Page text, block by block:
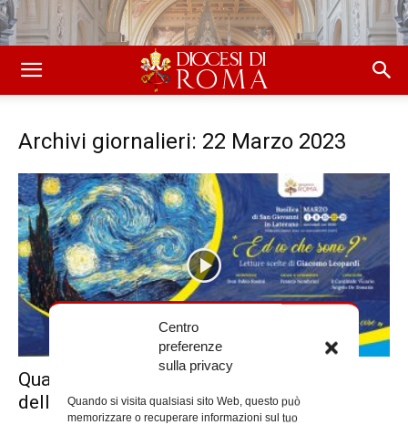
Centro
preferenze
sulla privacy
Quando si visita qualsiasi sito Web, questo può
memorizzare o recuperare informazioni sul tuo
Archivi giornalieri: 22 Marzo 2023
Quaresimali con Franco Nembrini, i testi
della quarta serata